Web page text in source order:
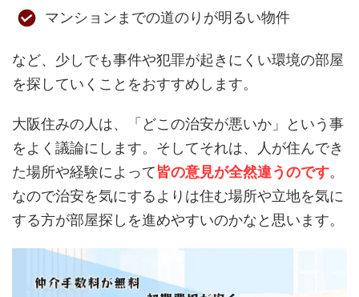
マンションまでの道のりが明るい物件
など、少しでも事件や犯罪が起きにくい環境の部屋
を探していくことをおすすめします。
大阪住みの人は、「どこの治安が悪いか」という事
をよく議論にします。そしてそれは、人が住んでき
た場所や経験によって皆の意見が全然違うのです。
なので治安を気にするよりは住む場所や立地を気に
する方が部屋探しを進めやすいのかなと思います。